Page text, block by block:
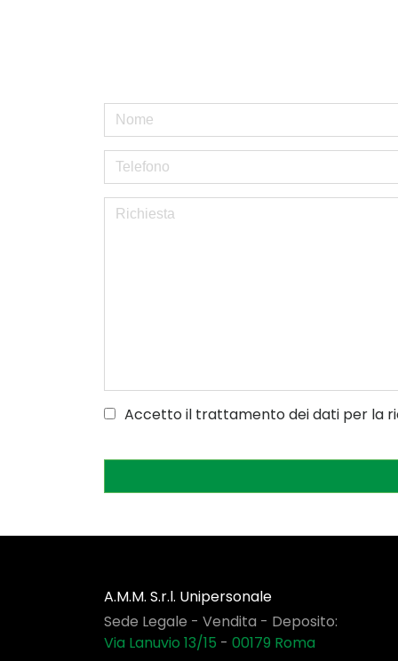
Accetto il trattamento dei dati per la
A.M.M. S.r.l. Unipersonale
Sede Legale - Vendita - Deposito:
Via Lanuvio 13/15 - 00179 Roma